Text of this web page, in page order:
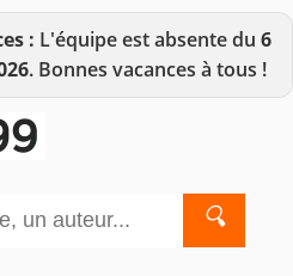
: L'équipe est absente du 6
. Bonnes vacances à tous !
🔍